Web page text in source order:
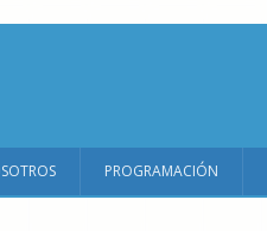
PROGRAMACIÓN